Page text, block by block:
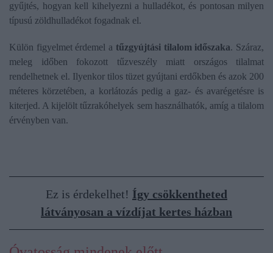
gyűjtés, hogyan kell kihelyezni a hulladékot, és pontosan milyen
típusú zöldhulladékot fogadnak el.
Külön figyelmet érdemel a tűzgyújtási tilalom időszaka. Száraz,
meleg időben fokozott tűzveszély miatt országos tilalmat
rendelhetnek el. Ilyenkor tilos tüzet gyújtani erdőkben és azok 200
méteres körzetében, a korlátozás pedig a gaz- és avarégetésre is
kiterjed. A kijelölt tűzrakóhelyek sem használhatók, amíg a tilalom
érvényben van.
Ez is érdekelhet! Így csökkentheted
látványosan a vízdíjat kertes házban